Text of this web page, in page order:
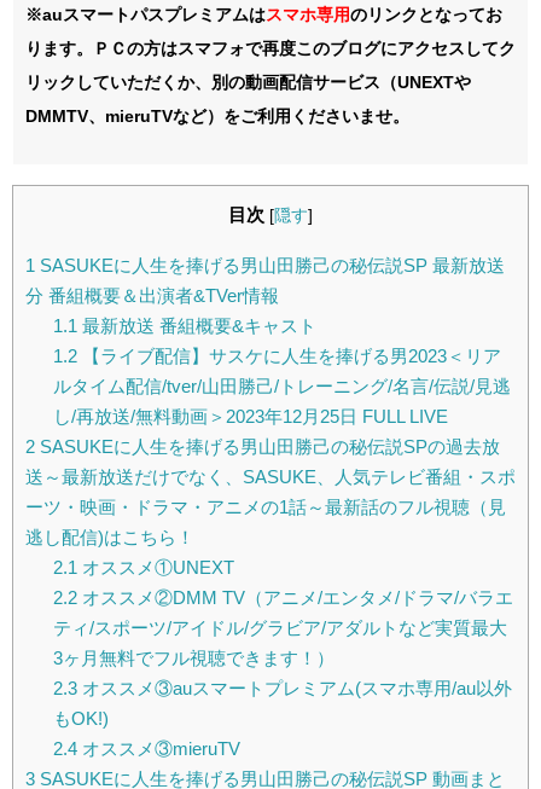
※auスマートパスプレミアムはスマホ専用のリンクとなってお
ります。ＰＣの方はスマフォで再度このブログにアクセスしてク
リックしていただくか、別の動画配信サービス（UNEXTや
DMMTV、mieruTVなど）をご利用くださいませ。
目次 [隠す]
1 SASUKEに人生を捧げる男山田勝己の秘伝説SP 最新放送
分 番組概要＆出演者&TVer情報
1.1 最新放送 番組概要&キャスト
1.2【ライブ配信】サスケに人生を捧げる男2023＜リア
ルタイム配信/tver/山田勝己/トレーニング/名言/伝説/見逃
し/再放送/無料動画＞2023年12月25日 FULL LIVE
2 SASUKEに人生を捧げる男山田勝己の秘伝説SPの過去放
送～最新放送だけでなく、SASUKE、人気テレビ番組・スポ
ーツ・映画・ドラマ・アニメの1話～最新話のフル視聴（見
逃し配信)はこちら！
2.1 オススメ①UNEXT
2.2オススメ②DMM TV（アニメ/エンタメ/ドラマ/バラエ
ティ/スポーツ/アイドル/グラビア/アダルトなど実質最大
3ヶ月無料でフル視聴できます！）
2.3オススメ③auスマートプレミアム(スマホ専用/au以外
もOK!)
2.4オススメ③mieruTV
3 SASUKEに人生を捧げる男山田勝己の秘伝説SP 動画まと